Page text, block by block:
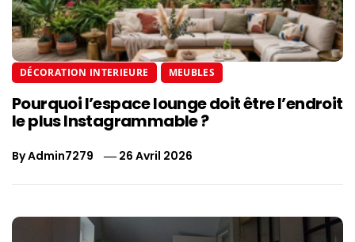
DÉCORATION INTERIEURE MEUBLES
Pourquoi l’espace lounge doit être l’endroit
le plus Instagrammable ?
ByAdmin7279 26 Avril 2026
Navigation